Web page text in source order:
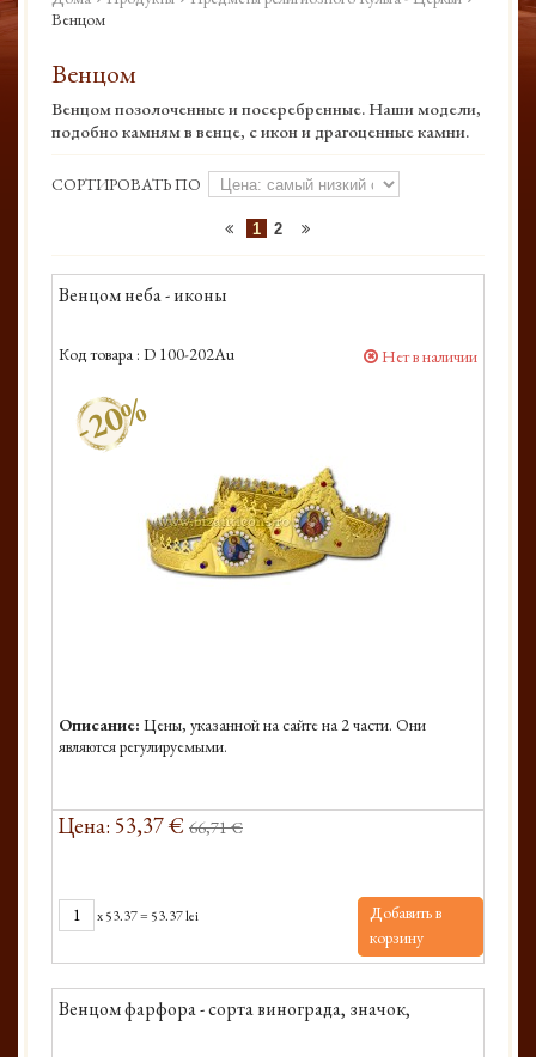
Венцом
Венцом
Венцом позолоченные и посеребренные. Наши модели,
подобно камням в венце, с икон и драгоценные камни.
СОРТИРОВАТЬ ПО
1 2
Венцом неба - иконы
Код товара : D 100-202Au Нет в наличии
-20%
Описание: Цены, указанной на сайте на 2 части. Они
являются регулируемыми.
Цена: 53,37 € 66,71 €
x53.37= 53.37 lei
Добавить в
корзину
Венцом фарфора - сорта винограда, значок,